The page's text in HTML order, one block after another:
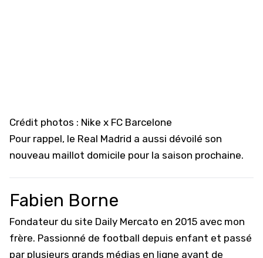
Crédit photos : Nike x FC Barcelone
Pour rappel, le Real Madrid a aussi dévoilé son
nouveau maillot domicile pour la saison prochaine.
Fabien Borne
Fondateur du site Daily Mercato en 2015 avec mon
frère. Passionné de football depuis enfant et passé
par plusieurs grands médias en ligne avant de